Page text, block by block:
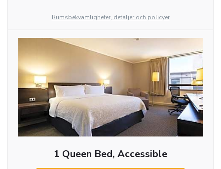
Rumsbekvämligheter, detaljer och policyer
1 Queen Bed, Accessible